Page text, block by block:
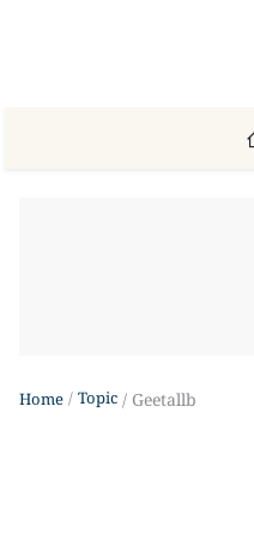
Home Topic Geetallb